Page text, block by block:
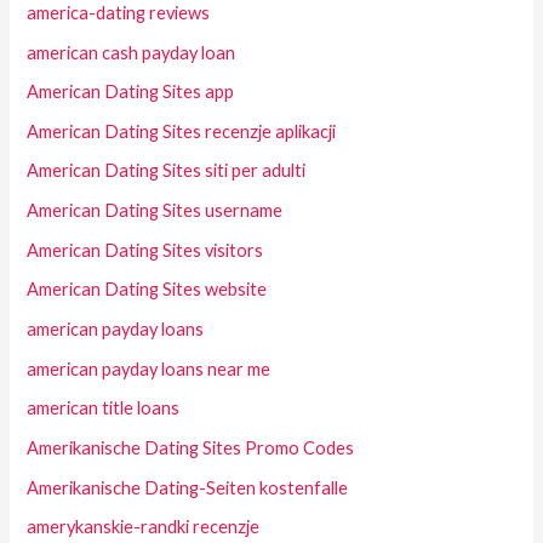
america-dating reviews
american cash payday loan
American Dating Sites app
American Dating Sites recenzje aplikacji
American Dating Sites siti per adulti
American Dating Sites username
American Dating Sites visitors
American Dating Sites website
american payday loans
american payday loans near me
american title loans
Amerikanische Dating Sites Promo Codes
Amerikanische Dating-Seiten kostenfalle
amerykanskie-randki recenzje